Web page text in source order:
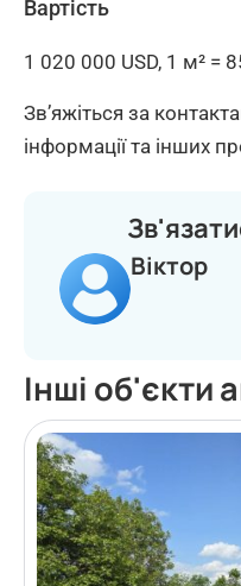
Вартість
1 020 000 USD, 1 м² =
Зв’яжіться за
інформації та інших
Віктор
Інші об'єкти